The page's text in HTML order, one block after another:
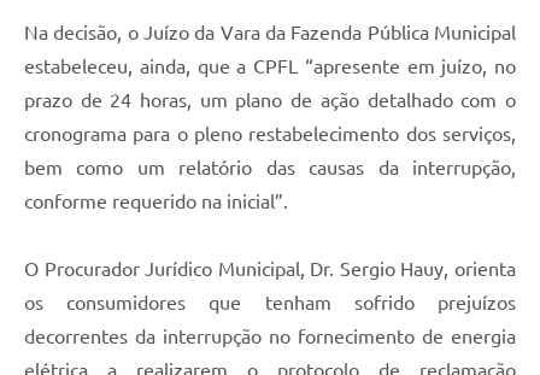
Na decisão, o Juízo da Vara da Fazenda Pública Municipal
estabeleceu, ainda, que a CPFL “apresente em juízo, no
prazo de 24 horas, um plano de ação detalhado com o
cronograma para o pleno restabelecimento dos serviços,
bem como um relatório das causas da interrupção,
conforme requerido na inicial”.
O Procurador Jurídico Municipal, Dr. Sergio Hauy, orienta
os consumidores que tenham sofrido prejuízos
decorrentes da interrupção no fornecimento de energia
elétrica a realizarem o protocolo de reclamação